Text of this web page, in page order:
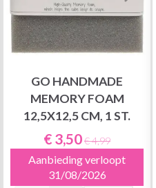
GO HANDMADE
MEMORY FOAM
12,5X12,5 CM, 1 ST.
€ 3,50€ 4,99
Aanbieding verloopt
31/08/2026